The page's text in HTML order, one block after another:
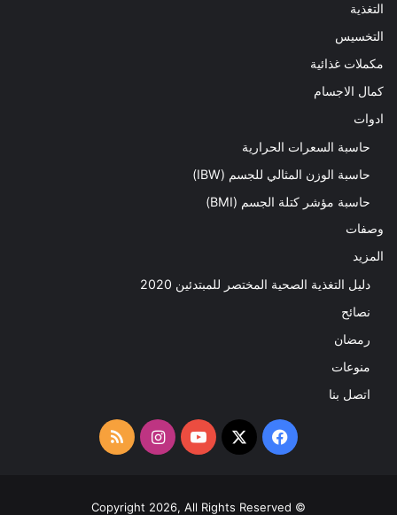
التغذية
التخسيس
مكملات غذائية
كمال الاجسام
ادوات
حاسبة السعرات الحرارية
حاسبة الوزن المثالي للجسم (IBW)
حاسبة مؤشر كتلة الجسم (BMI)
وصفات
المزيد
دليل التغذية الصحية المختصر للمبتدئين 2020​
نصائح
رمضان
منوعات
اتصل بنا
فيسبوك
‫X
‫YouTubeانستقرامملخص
RSS
© Copyright 2026, All Rights Reserved